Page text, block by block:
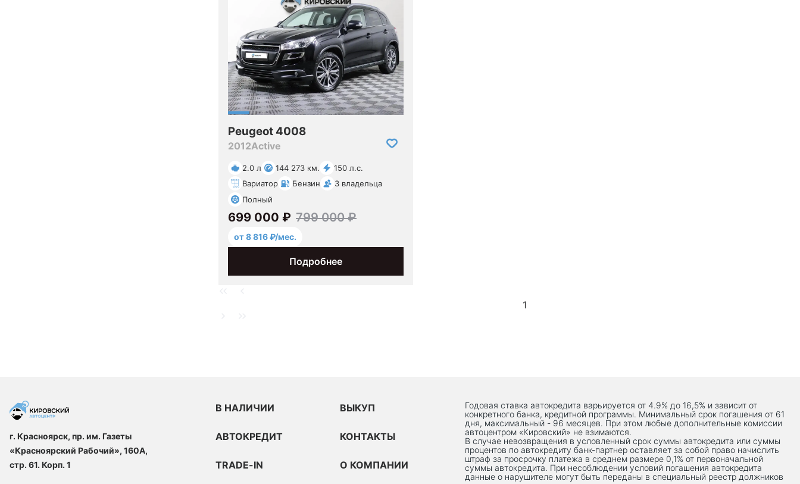
Peugeot 4008
2012Active
2.0 л 144 273 км.
150 л.с.
Вариатор
Бензин
3 владельца
Полный
Подробнее
699 000 ₽ 799 000 ₽
от 8 816 ₽/мес.
1
г. Красноярск, пр. им. Газеты
«Красноярский Рабочий», 160А,
стр. 61. Корп. 1
В НАЛИЧИИ
АВТОКРЕДИТ
TRADE-IN
ВЫКУП
КОНТАКТЫ
О КОМПАНИИ
Годовая ставка автокредита варьируется от 4.9% до 16,5% и зависит от
конкретного банка, кредитной программы. Минимальный срок погашения от 61
дня, максимальный - 96 месяцев. При этом любые дополнительные комиссии
автоцентром «Кировский» не взимаются.
В случае невозвращения в условленный срок суммы автокредита или суммы
процентов по автокредиту банк-партнер оставляет за собой право начислить
штраф за просрочку платежа в среднем размере 0,1% от первоначальной
суммы автокредита. При несоблюдении условий погашения автокредита
данные о нарушителе могут быть переданы в специальный реестр должников